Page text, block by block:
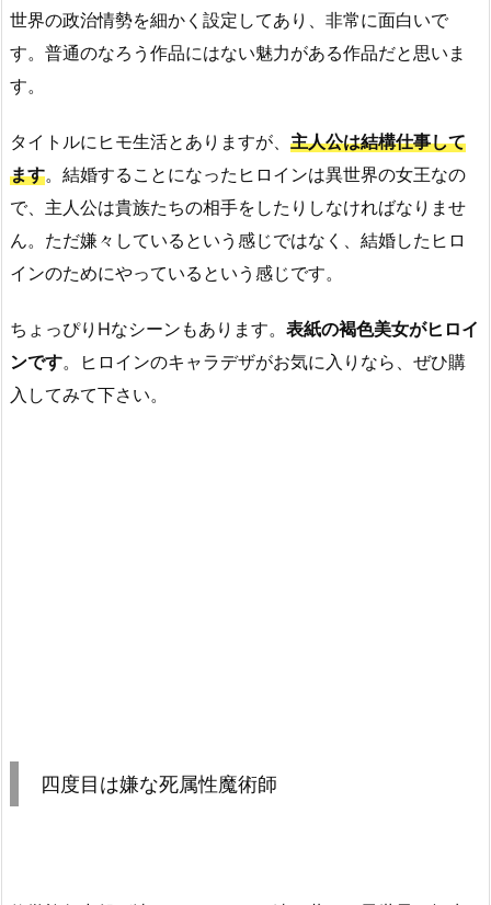
世界の政治情勢を細かく設定してあり、非常に面白いで
す。普通のなろう作品にはない魅力がある作品だと思いま
す。
タイトルにヒモ生活とありますが、 主人公は結構仕事して
ます。結婚することになったヒロインは異世界の女王なの
で、主人公は貴族たちの相手をしたりしなければなりませ
ん。ただ嫌々しているという感じではなく、結婚したヒロ
インのためにやっているという感じです。
ちょっぴりHなシーンもあります。 表紙の褐色美女がヒロイ
ンです。ヒロインのキャラデザがお気に入りなら、ぜひ購
入してみて下さい。
四度目は嫌な死属性魔術師